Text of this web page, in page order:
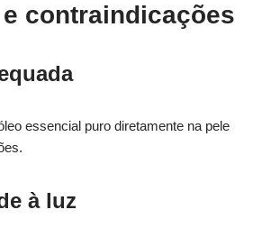
contraindicações
essencial puro diretamente na pele
à luz